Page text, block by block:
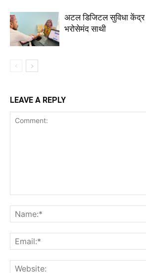
अटल डिजिटल सुविधा केंद्र
भरोसेमंद साथी
LEAVE A REPLY